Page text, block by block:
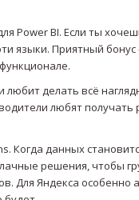
Power BI. Если ты
языки. Приятный
делать всё
любят
данных
решения, чтобы
Для Яндекса